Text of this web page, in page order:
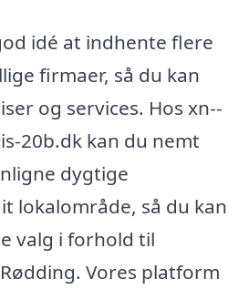
idé at indhente flere
firmaer, så du kan
og services. Hos xn--
20b.dk kan du nemt
dygtige
lokalområde, så du kan
valg i forhold til
Vores platform